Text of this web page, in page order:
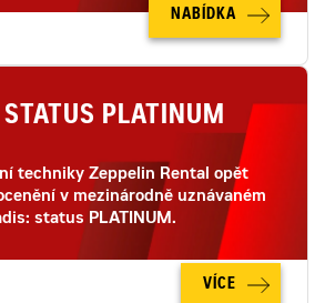
NABÍDKA
PLATINUM
techniky Zeppelin Rental opět
v mezinárodně uznávaném
status PLATINUM.
VÍCE